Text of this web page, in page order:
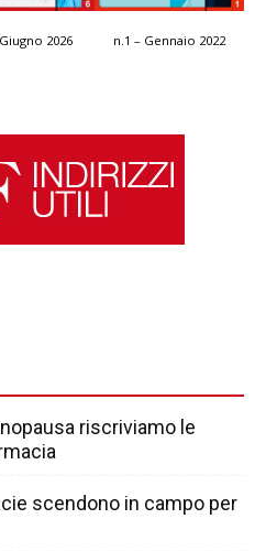
2026 n.1 – Gennaio 2022
riscriviamo le
scendono in campo per